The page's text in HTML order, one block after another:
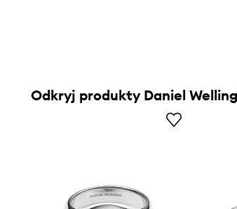
Odkryj produkty Daniel